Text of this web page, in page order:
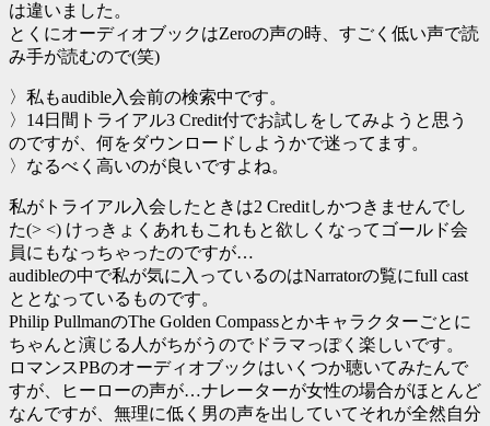
は違いました。
とくにオーディオブックはZeroの声の時、すごく低い声で読
み手が読むので(笑)
〉私もaudible入会前の検索中です。
〉14日間トライアル3 Credit付でお試しをしてみようと思う
のですが、何をダウンロードしようかで迷ってます。
〉なるべく高いのが良いですよね。
私がトライアル入会したときは2 Creditしかつきませんでし
た(> <) けっきょくあれもこれもと欲しくなってゴールド会
員にもなっちゃったのですが…
audibleの中で私が気に入っているのはNarratorの覧にfull cast
ととなっているものです。
Philip PullmanのThe Golden Compassとかキャラクターごとに
ちゃんと演じる人がちがうのでドラマっぽく楽しいです。
ロマンスPBのオーディオブックはいくつか聴いてみたんで
すが、ヒーローの声が…ナレーターが女性の場合がほとんど
なんですが、無理に低く男の声を出していてそれが全然自分